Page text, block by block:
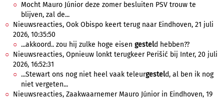
Mocht Mauro Júnior deze zomer besluiten PSV trouw te
blijven, zal de...
Nieuwsreacties, Ook Obispo keert terug naar Eindhoven, 21 juli
2026, 10:35:50
...akkoord.. zou hij zulke hoge eisen gesteld hebben??
Nieuwsreacties, Opnieuw lonkt terugkeer Perišić bij Inter, 20 juli
2026, 16:52:31
...Stewart ons nog niet heel vaak teleurgesteld, al ben ik nog
niet vergeten...
Nieuwsreacties, Zaakwaarnemer Mauro Júnior in Eindhoven, 19